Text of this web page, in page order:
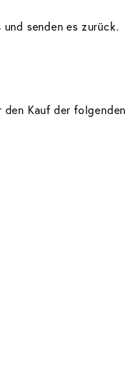
senden es zurück.
Kauf der folgenden